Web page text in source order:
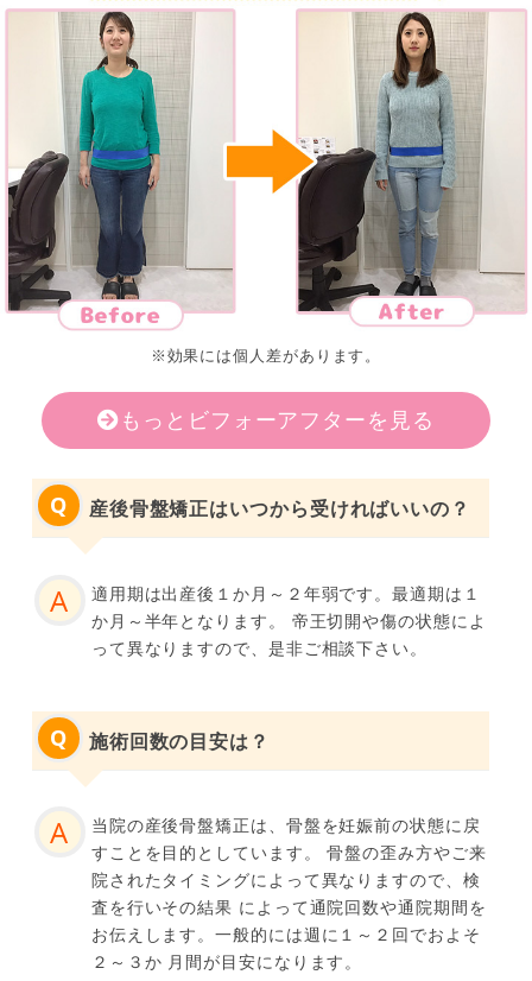
※効果には個人差があります。
もっとビフォーアフターを見る
産後骨盤矯正はいつから受ければいいの？
適用期は出産後１か月～２年弱です。最適期は１
か月～半年となります。 帝王切開や傷の状態によ
って異なりますので、是非ご相談下さい。
施術回数の目安は？
当院の産後骨盤矯正は、骨盤を妊娠前の状態に戻
すことを目的としています。 骨盤の歪み方やご来
院されたタイミングによって異なりますので、検
査を行いその結果 によって通院回数や通院期間を
お伝えします。一般的には週に１～２回でおよそ
２～３か 月間が目安になります。